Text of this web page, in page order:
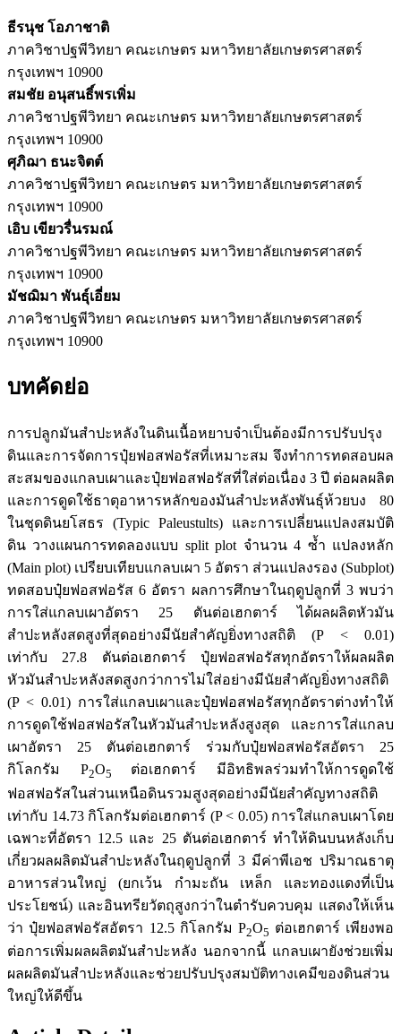
ธีรนุช โอภาชาติ
ภาควิชาปฐพีวิทยา คณะเกษตร มหาวิทยาลัยเกษตรศาสตร์
กรุงเทพฯ 10900
สมชัย อนุสนธิ์พรเพิ่ม
ภาควิชาปฐพีวิทยา คณะเกษตร มหาวิทยาลัยเกษตรศาสตร์
กรุงเทพฯ 10900
ศุภิฌา ธนะจิตต์
ภาควิชาปฐพีวิทยา คณะเกษตร มหาวิทยาลัยเกษตรศาสตร์
กรุงเทพฯ 10900
เอิบ เขียวรื่นรมณ์
ภาควิชาปฐพีวิทยา คณะเกษตร มหาวิทยาลัยเกษตรศาสตร์
กรุงเทพฯ 10900
มัชฌิมา พันธุ์เอี่ยม
ภาควิชาปฐพีวิทยา คณะเกษตร มหาวิทยาลัยเกษตรศาสตร์
กรุงเทพฯ 10900
บทคัดย่อ
การปลูกมันสำปะหลังในดินเนื้อหยาบจำเป็นต้องมีการปรับปรุง
ดินและการจัดการปุ๋ยฟอสฟอรัสที่เหมาะสม จึงทำการทดสอบผล
สะสมของแกลบเผาและปุ๋ยฟอสฟอรัสที่ใส่ต่อเนื่อง 3 ปี ต่อผลผลิต
และการดูดใช้ธาตุอาหารหลักของมันสำปะหลังพันธุ์ห้วยบง 80
ในชุดดินยโสธร (Typic Paleustults) และการเปลี่ยนแปลงสมบัติ
ดิน วางแผนการทดลองแบบ split plot จำนวน 4 ซ้ำ แปลงหลัก
(Main plot) เปรียบเทียบแกลบเผา 5 อัตรา ส่วนแปลงรอง (Subplot)
ทดสอบปุ๋ยฟอสฟอรัส 6 อัตรา ผลการศึกษาในฤดูปลูกที่ 3 พบว่า
การใส่แกลบเผาอัตรา 25 ตันต่อเฮกตาร์ ได้ผลผลิตหัวมัน
สำปะหลังสดสูงที่สุดอย่างมีนัยสำคัญยิ่งทางสถิติ (P < 0.01)
เท่ากับ 27.8 ตันต่อเฮกตาร์ ปุ๋ยฟอสฟอรัสทุกอัตราให้ผลผลิต
หัวมันสำปะหลังสดสูงกว่าการไม่ใส่อย่างมีนัยสำคัญยิ่งทางสถิติ
(P < 0.01) การใส่แกลบเผาและปุ๋ยฟอสฟอรัสทุกอัตราต่างทำให้
การดูดใช้ฟอสฟอรัสในหัวมันสำปะหลังสูงสุด และการใส่แกลบ
เผาอัตรา 25 ตันต่อเฮกตาร์ ร่วมกับปุ๋ยฟอสฟอรัสอัตรา 25
กิโลกรัม P2O5 ต่อเฮกตาร์ มีอิทธิพลร่วมทำให้การดูดใช้
ฟอสฟอรัสในส่วนเหนือดินรวมสูงสุดอย่างมีนัยสำคัญทางสถิติ
เท่ากับ 14.73 กิโลกรัมต่อเฮกตาร์ (P < 0.05) การใส่แกลบเผาโดย
เฉพาะที่อัตรา 12.5 และ 25 ตันต่อเฮกตาร์ ทำให้ดินบนหลังเก็บ
เกี่ยวผลผลิตมันสำปะหลังในฤดูปลูกที่ 3 มีค่าพีเอช ปริมาณธาตุ
อาหารส่วนใหญ่ (ยกเว้น กำมะถัน เหล็ก และทองแดงที่เป็น
ประโยชน์) และอินทรียวัตถุสูงกว่าในตำรับควบคุม แสดงให้เห็น
ว่า ปุ๋ยฟอสฟอรัสอัตรา 12.5 กิโลกรัม P2O5 ต่อเฮกตาร์ เพียงพอ
ต่อการเพิ่มผลผลิตมันสำปะหลัง นอกจากนี้ แกลบเผายังช่วยเพิ่ม
ผลผลิตมันสำปะหลังและช่วยปรับปรุงสมบัติทางเคมีของดินส่วน
ใหญ่ให้ดีขึ้น